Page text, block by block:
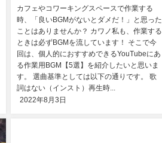
カフェやコワーキングスペースで作業する
時、「良いBGMがないとダメだ！」と思った
ことはありませんか？ カワノ私も、作業する
ときは必ずBGMを流しています！ そこで今
回は、個人的におすすめできるYouTubeにあ
る作業用BGM【5選】を紹介したいと思いま
す。 選曲基準としては以下の通りです。 歌
詞はない（インスト）再生時...
2022年8月3日